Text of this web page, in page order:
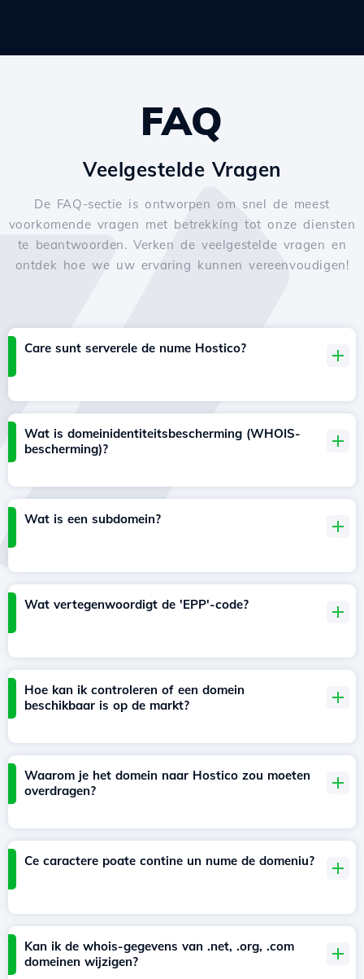
FAQ
Veelgestelde Vragen
De FAQ-sectie is ontworpen om snel de meest
voorkomende vragen met betrekking tot onze diensten
te beantwoorden. Verken de veelgestelde vragen en
ontdek hoe we uw ervaring kunnen vereenvoudigen!
Care sunt serverele de nume Hostico?
Wat is domeinidentiteitsbescherming (WHOIS-
bescherming)?
Wat is een subdomein?
Wat vertegenwoordigt de 'EPP'-code?
Hoe kan ik controleren of een domein
beschikbaar is op de markt?
Waarom je het domein naar Hostico zou moeten
overdragen?
Ce caractere poate contine un nume de domeniu?
Kan ik de whois-gegevens van .net, .org, .com
domeinen wijzigen?